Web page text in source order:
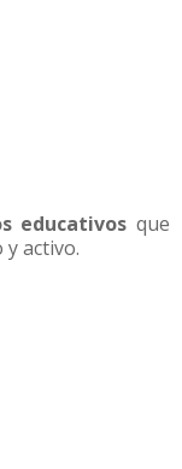
educativos que
activo.